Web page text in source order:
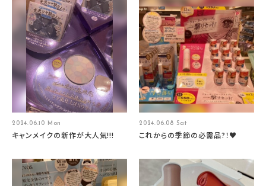
2024.06.10 Mon
キャンメイクの新作が大人気!!!
2024.06.08 Sat
これからの季節の必需品?！♥